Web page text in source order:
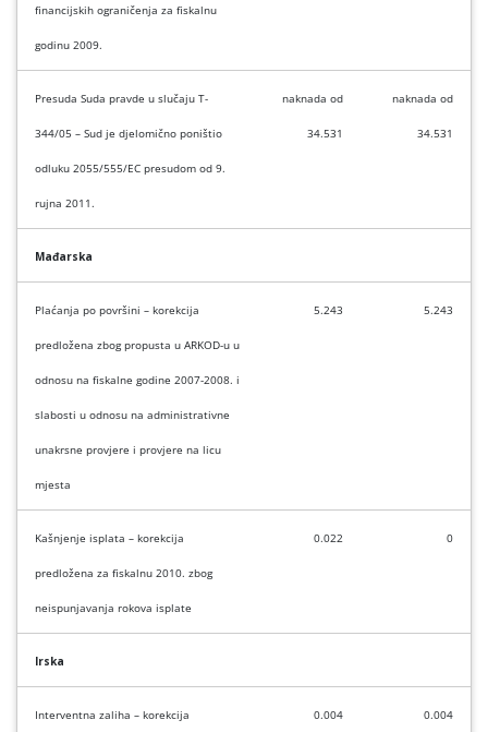
financijskih ograničenja za fiskalnu
godinu 2009.
Presuda Suda pravde u slučaju T-
344/05 – Sud je djelomično poništio
odluku 2055/555/EC presudom od 9.
rujna 2011.
naknada od
34.531
naknada od
34.531
Mađarska
Plaćanja po površini – korekcija
predložena zbog propusta u ARKOD-u u
odnosu na fiskalne godine 2007-2008. i
slabosti u odnosu na administrativne
unakrsne provjere i provjere na licu
mjesta
5.243 5.243
Kašnjenje isplata – korekcija
predložena za fiskalnu 2010. zbog
neispunjavanja rokova isplate
0.022 0
Irska
Interventna zaliha – korekcija 0.004 0.004